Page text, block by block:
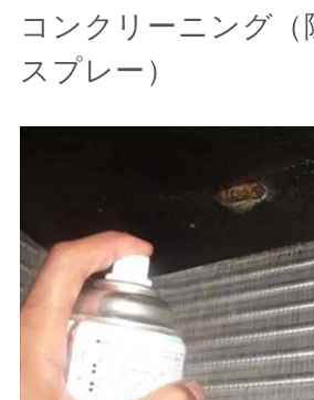
コンクリーニング（
スプレー）